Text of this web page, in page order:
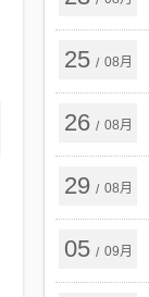
25 / 08月
26 / 08月
29 / 08月
05 / 09月